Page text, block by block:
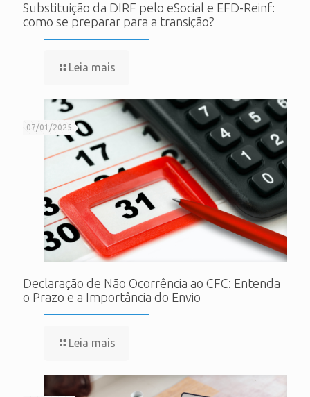
Substituição da DIRF pelo eSocial e EFD-Reinf:
como se preparar para a transição?
Leia mais
07/01/2025
Declaração de Não Ocorrência ao CFC: Entenda
o Prazo e a Importância do Envio
Leia mais